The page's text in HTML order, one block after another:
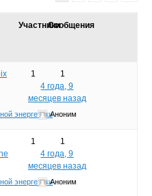
УчастникиСообщения
энергетики
1
1
4 года, 9
месяцев назад
Аноним
энергетики
1
1
4 года, 9
месяцев назад
Аноним